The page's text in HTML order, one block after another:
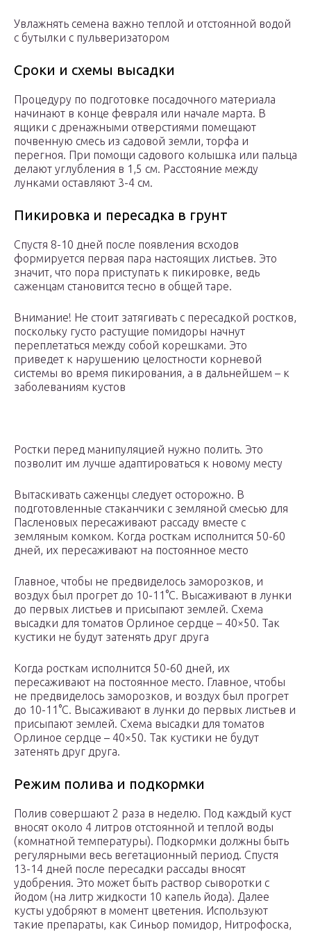
Увлажнять семена важно теплой и отстоянной водой
с бутылки с пульверизатором
Сроки и схемы высадки
Процедуру по подготовке посадочного материала
начинают в конце февраля или начале марта. В
ящики с дренажными отверстиями помещают
почвенную смесь из садовой земли, торфа и
перегноя. При помощи садового колышка или пальца
делают углубления в 1,5 см. Расстояние между
лунками оставляют 3-4 см.
Пикировка и пересадка в грунт
Спустя 8-10 дней после появления всходов
формируется первая пара настоящих листьев. Это
значит, что пора приступать к пикировке, ведь
саженцам становится тесно в общей таре.
Внимание! Не стоит затягивать с пересадкой ростков,
поскольку густо растущие помидоры начнут
переплетаться между собой корешками. Это
приведет к нарушению целостности корневой
системы во время пикирования, а в дальнейшем – к
заболеваниям кустов
Ростки перед манипуляцией нужно полить. Это
позволит им лучше адаптироваться к новому месту
Вытаскивать саженцы следует осторожно. В
подготовленные стаканчики с земляной смесью для
Пасленовых пересаживают рассаду вместе с
земляным комком. Когда росткам исполнится 50-60
дней, их пересаживают на постоянное место
Главное, чтобы не предвиделось заморозков, и
воздух был прогрет до 10-11°С. Высаживают в лунки
до первых листьев и присыпают землей. Схема
высадки для томатов Орлиное сердце – 40×50. Так
кустики не будут затенять друг друга
Когда росткам исполнится 50-60 дней, их
пересаживают на постоянное место. Главное, чтобы
не предвиделось заморозков, и воздух был прогрет
до 10-11°С. Высаживают в лунки до первых листьев и
присыпают землей. Схема высадки для томатов
Орлиное сердце – 40×50. Так кустики не будут
затенять друг друга.
Режим полива и подкормки
Полив совершают 2 раза в неделю. Под каждый куст
вносят около 4 литров отстоянной и теплой воды
(комнатной температуры). Подкормки должны быть
регулярными весь вегетационный период. Спустя
13-14 дней после пересадки рассады вносят
удобрения. Это может быть раствор сыворотки с
йодом (на литр жидкости 10 капель йода). Далее
кусты удобряют в момент цветения. Используют
такие препараты, как Синьор помидор, Нитрофоска,